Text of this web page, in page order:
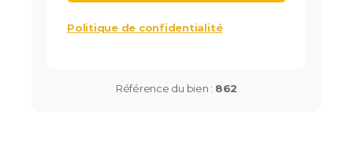
Politique de confidentialité
Référence du bien : 862